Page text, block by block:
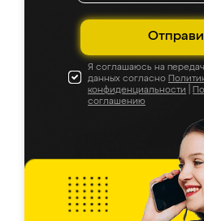
Я соглашаюсь на
данных согласно
конфиденциальности
соглашению